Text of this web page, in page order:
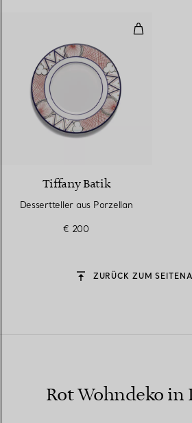
Tiffany Batik
Dessertteller aus Porzellan
€ 200
ZURÜCK ZUM
Rot Wohndeko in